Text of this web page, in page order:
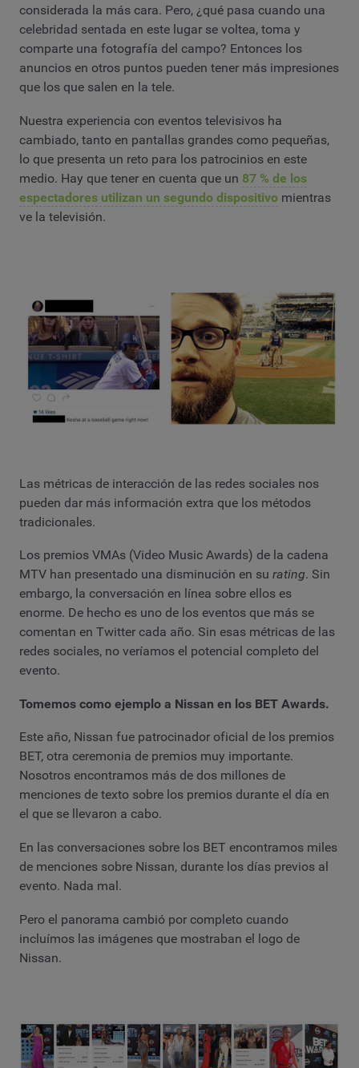
considerada la más cara. Pero, ¿qué pasa cuando una
celebridad sentada en este lugar se voltea, toma y
comparte una fotografía del campo? Entonces los
anuncios en otros puntos pueden tener más impresiones
que los que salen en la tele.
Nuestra experiencia con eventos televisivos ha
cambiado, tanto en pantallas grandes como pequeñas,
lo que presenta un reto para los patrocinios en este
medio. Hay que tener en cuenta que un 87 % de los
espectadores utilizan un segundo dispositivo mientras
ve la televisión.
Las métricas de interacción de las redes sociales nos
pueden dar más información extra que los métodos
tradicionales.
Los premios VMAs (Video Music Awards) de la cadena
MTV han presentado una disminución en su rating. Sin
embargo, la conversación en línea sobre ellos es
enorme. De hecho es uno de los eventos que más se
comentan en Twitter cada año. Sin esas métricas de las
redes sociales, no veríamos el potencial completo del
evento.
Tomemos como ejemplo a Nissan en los BET Awards.
Este año, Nissan fue patrocinador oficial de los premios
BET, otra ceremonia de premios muy importante.
Nosotros encontramos más de dos millones de
menciones de texto sobre los premios durante el día en
el que se llevaron a cabo.
En las conversaciones sobre los BET encontramos miles
de menciones sobre Nissan, durante los días previos al
evento. Nada mal.
Pero el panorama cambió por completo cuando
incluímos las imágenes que mostraban el logo de
Nissan.